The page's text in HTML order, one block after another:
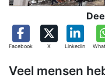
Facebook X Linkedin
Veel mensen